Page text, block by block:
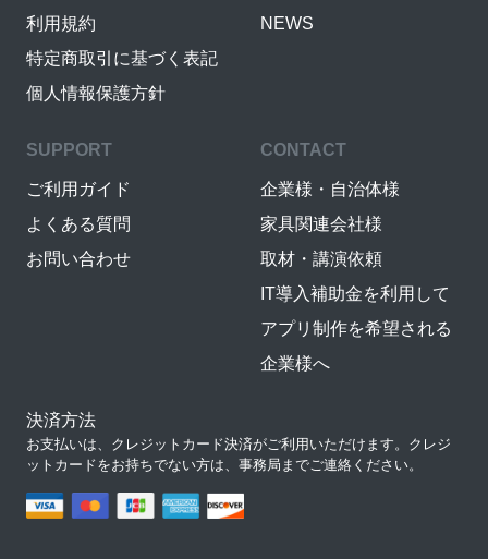
利用規約
特定商取引に基づく表記
個人情報保護方針
NEWS
SUPPORT
ご利用ガイド
よくある質問
お問い合わせ
CONTACT
企業様・自治体様
家具関連会社様
取材・講演依頼
IT導入補助金を利用して
アプリ制作を希望される
企業様へ
決済方法
お支払いは、クレジットカード決済がご利用いただけます。クレジ
ットカードをお持ちでない方は、事務局までご連絡ください。